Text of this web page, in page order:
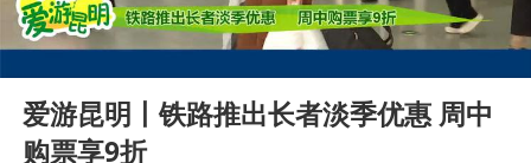
白海豚将正面袭击贯穿浙江
几元成本的AI广告导致千万市值蒸发
Play
00:00 05:24
爱游昆明丨铁路推出长者淡季优惠 周中
购票享9折